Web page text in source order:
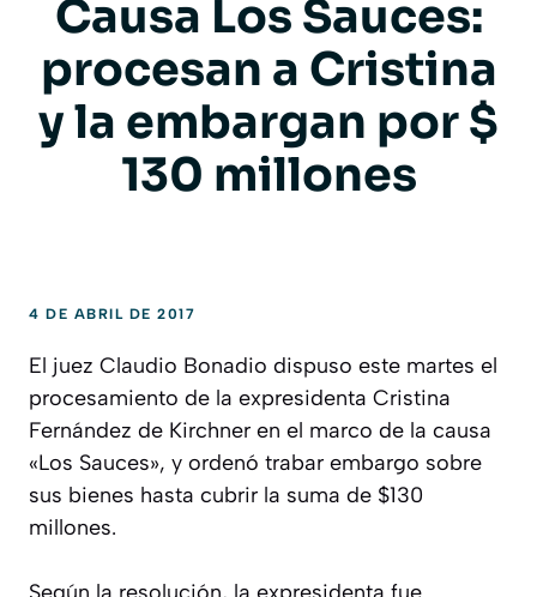
Causa Los Sauces:
procesan a Cristina
y la embargan por $
130 millones
4 DE ABRIL DE 2017
El juez Claudio Bonadio dispuso este martes el
procesamiento de la expresidenta Cristina
Fernández de Kirchner en el marco de la causa
«Los Sauces», y ordenó trabar embargo sobre
sus bienes hasta cubrir la suma de $130
millones.